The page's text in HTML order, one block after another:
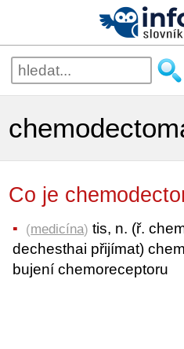
Co je
(medicína) tis, n. (ř.
dechesthai přijímat)
bujení chemoreceptoru